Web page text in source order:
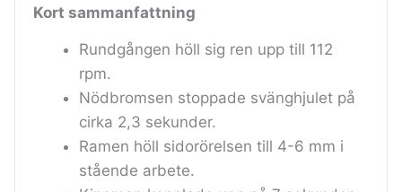
Kort sammanfattning
Rundgången höll sig ren upp till 112
rpm.
Nödbromsen stoppade svänghjulet på
cirka 2,3 sekunder.
Ramen höll sidorörelsen till 4-6 mm i
stående arbete.